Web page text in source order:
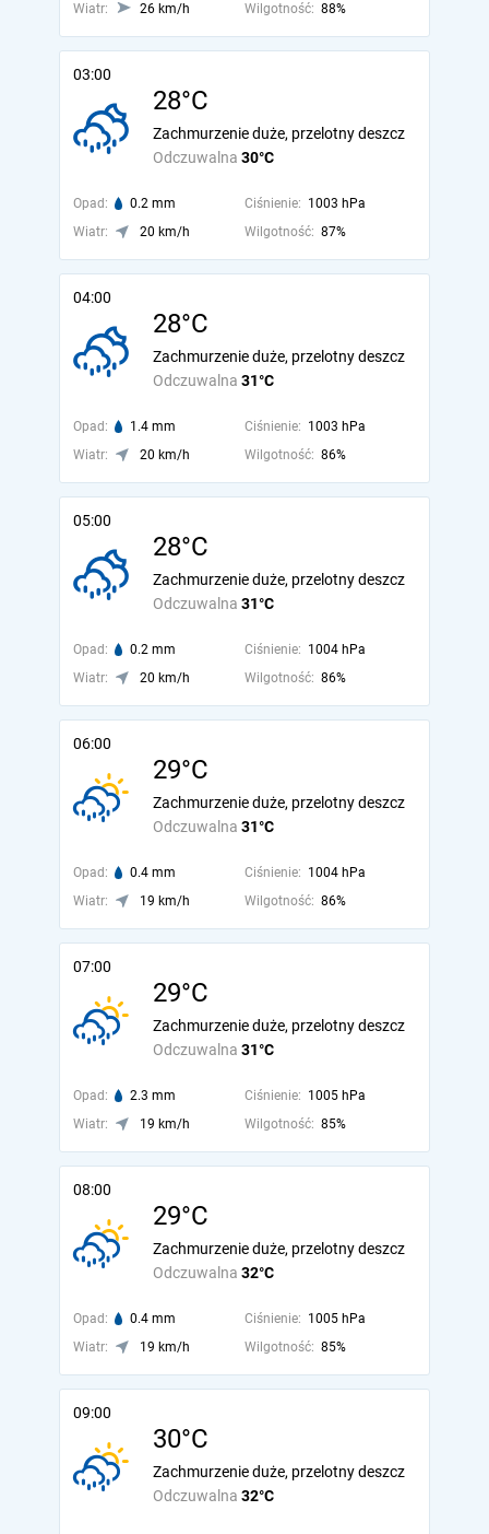
Wiatr:
26 km/h Wilgotność: 88%
03:00
28°C
Odczuwalna 30°C
Zachmurzenie duże, przelotny deszcz
Opad: 0.2 mm Ciśnienie: 1003 hPa
Wiatr:
20 km/h Wilgotność: 87%
04:00
28°C
Odczuwalna 31°C
Zachmurzenie duże, przelotny deszcz
Opad: 1.4 mm Ciśnienie: 1003 hPa
Wiatr:
20 km/h Wilgotność: 86%
05:00
28°C
Odczuwalna 31°C
Zachmurzenie duże, przelotny deszcz
Opad: 0.2 mm Ciśnienie: 1004 hPa
Wiatr:
20 km/h Wilgotność: 86%
06:00
29°C
Odczuwalna 31°C
Zachmurzenie duże, przelotny deszcz
Opad: 0.4 mm Ciśnienie: 1004 hPa
Wiatr:
19 km/h Wilgotność: 86%
07:00
29°C
Odczuwalna 31°C
Zachmurzenie duże, przelotny deszcz
Opad: 2.3 mm Ciśnienie: 1005 hPa
Wiatr:
19 km/h Wilgotność: 85%
08:00
29°C
Odczuwalna 32°C
Zachmurzenie duże, przelotny deszcz
Opad: 0.4 mm Ciśnienie: 1005 hPa
Wiatr:
19 km/h Wilgotność: 85%
09:00
30°C
Odczuwalna 32°C
Zachmurzenie duże, przelotny deszcz